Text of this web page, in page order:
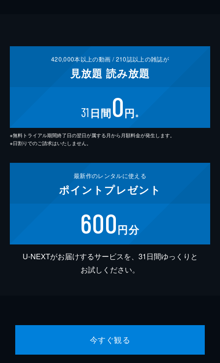
420,000本以上の動画 /210誌以上の雑誌が
見放題 読み放題
31 日間0円 ※
※無料トライアル期間終了日の翌日が属する月から月額料金が発生します。
※日割りでのご請求はいたしません。
最新作のレンタルに使える
ポイント プレゼント
600円分
U-NEXTがお届けするサービスを、31日間ゆっくりと
お試しください。
今すぐ観る